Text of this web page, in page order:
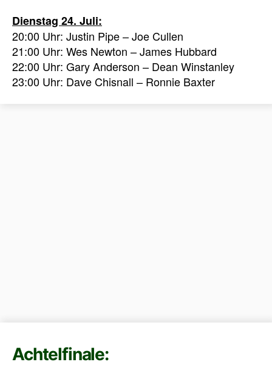
Dienstag 24. Juli:
20:00 Uhr: Justin Pipe – Joe Cullen
21:00 Uhr: Wes Newton – James Hubbard
22:00 Uhr: Gary Anderson – Dean Winstanley
23:00 Uhr: Dave Chisnall – Ronnie Baxter
Achtelfinale: